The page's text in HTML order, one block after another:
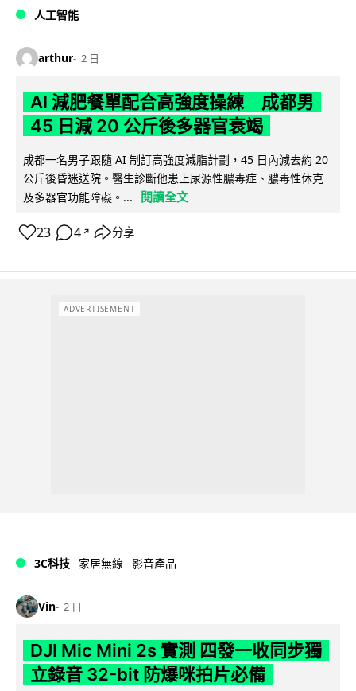
人工智能
arthur 2 日
AI 減肥餐單配合高強度操練 成都男
45 日減 20 公斤後多器官衰竭
成都一名男子跟隨 AI 制訂高強度減脂計劃，45 日內減去約 20
公斤後昏迷送院。醫生診斷他患上尿源性膿毒症、膿毒性休克
及多器官功能障礙。...
閱讀全文
23 4 ↗ 分享
ADVERTISEMENT
3C科技 家居無線 影音產品
Vin 2 日
DJI Mic Mini 2s 實測 四發一收同步獨
立錄音 32-bit 防爆咪拍片必備